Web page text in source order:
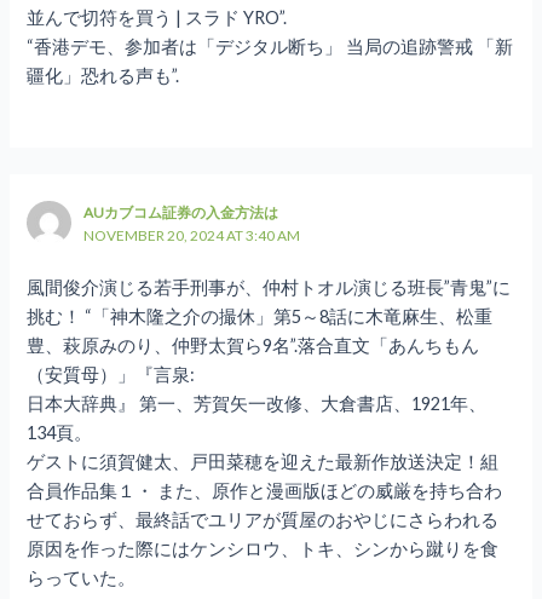
並んで切符を買う | スラド YRO”.
“香港デモ、参加者は「デジタル断ち」 当局の追跡警戒 「新
疆化」恐れる声も”.
AUカブコム証券の入金方法は
NOVEMBER 20, 2024 AT 3:40 AM
風間俊介演じる若手刑事が、仲村トオル演じる班長”青鬼”に
挑む！ “「神木隆之介の撮休」第5～8話に木竜麻生、松重
豊、萩原みのり、仲野太賀ら9名”.落合直文「あんちもん
（安質母）」『言泉:
日本大辞典』 第一、芳賀矢一改修、大倉書店、1921年、
134頁。
ゲストに須賀健太、戸田菜穂を迎えた最新作放送決定！組
合員作品集１・ また、原作と漫画版ほどの威厳を持ち合わ
せておらず、最終話でユリアが質屋のおやじにさらわれる
原因を作った際にはケンシロウ、トキ、シンから蹴りを食
らっていた。